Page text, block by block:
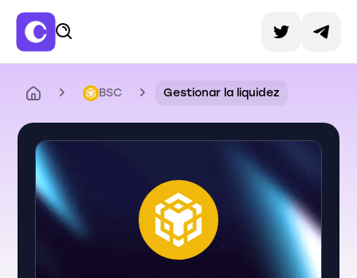
BSC Gestionar la liquidez